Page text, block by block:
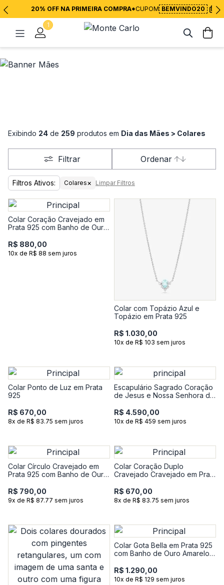
20% OFF NA PRIMEIRA COMPRA*CUPOM BEMVINDO20
1
Exibindo 24 de 259 produtos em Dia das Mães > Colares
Filtrar Ordenar
Filtros Ativos: Colares× Limpar Filtros
Colar Coração Cravejado em
Prata 925 com Banho de Ouro
R$ 880,00
10x de R$ 88 sem juros
Colar com Topázio Azul e
Topázio em Prata 925
R$ 1.030,00
10x de R$ 103 sem juros
Colar Ponto de Luz em Prata
925
R$ 670,00
8x de R$ 83.75 sem juros
Escapulário Sagrado Coração
de Jesus e Nossa Senhora do
R$ 4.590,00
10x de R$ 459 sem juros
Colar Círculo Cravejado em
Prata 925 com Banho de Ouro
R$ 790,00
9x de R$ 87.77 sem juros
Colar Coração Duplo
Cravejado Cravejado em Prata
R$ 670,00
8x de R$ 83.75 sem juros
Colar Gota Bella em Prata 925
com Banho de Ouro Amarelo
Incolor - 50 cm
R$ 1.290,00
10x de R$ 129 sem juros